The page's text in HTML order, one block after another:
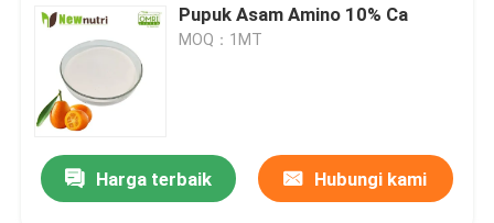
Pupuk Asam Amino 10% Ca
MOQ：1MT
Harga terbaik Hubungi kami